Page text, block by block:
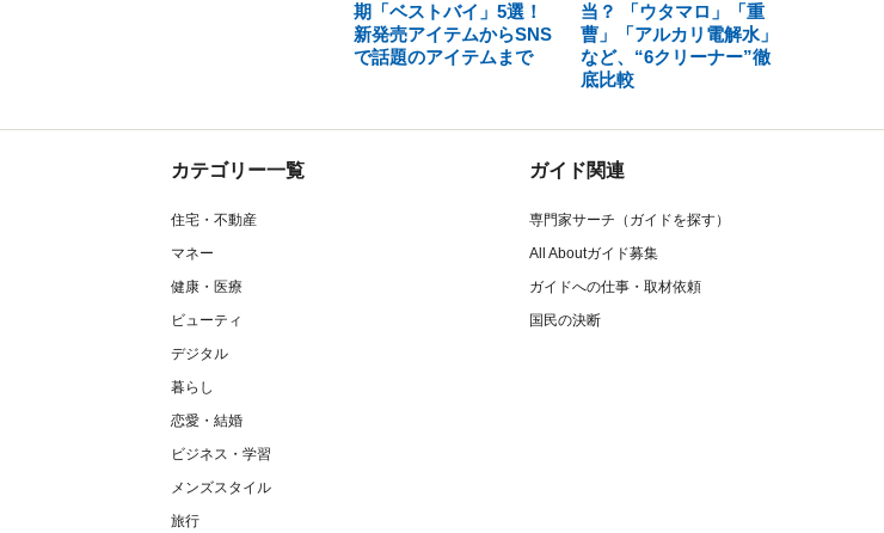
期「ベストバイ」5選！
新発売アイテムからSNS
で話題のアイテムまで
当？ 「ウタマロ」「重
曹」「アルカリ電解水」
など、“6クリーナー”徹
底比較
カテゴリー一覧
住宅・不動産
マネー
健康・医療
ビューティ
デジタル
暮らし
恋愛・結婚
ビジネス・学習
メンズスタイル
旅行
ガイド関連
専門家サーチ（ガイドを探す）
All Aboutガイド募集
ガイドへの仕事・取材依頼
国民の決断